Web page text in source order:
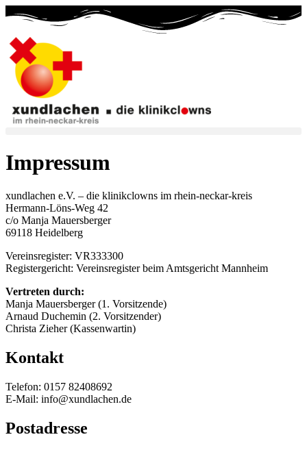
Inhalt
springen
Impressum
xundlachen e.V. – die klinikclowns im rhein-neckar-kreis
Hermann-Löns-Weg 42
c/o Manja Mauersberger
69118 Heidelberg
Vereinsregister: VR333300
Registergericht: Vereinsregister beim Amtsgericht Mannheim
Vertreten durch:
Manja Mauersberger (1. Vorsitzende)
Arnaud Duchemin (2. Vorsitzender)
Christa Zieher (Kassenwartin)
Kontakt
Telefon: 0157 82408692
E-Mail: info@xundlachen.de
Postadresse